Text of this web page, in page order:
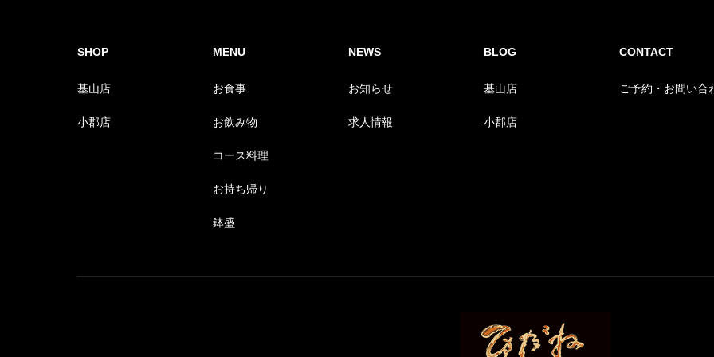
SHOP
基山店
小郡店
MENU
お食事
お飲み物
コース料理
お持ち帰り
鉢盛
NEWS
お知らせ
求人情報
BLOG
基山店
小郡店
CONTACT
ご予約・お問い合